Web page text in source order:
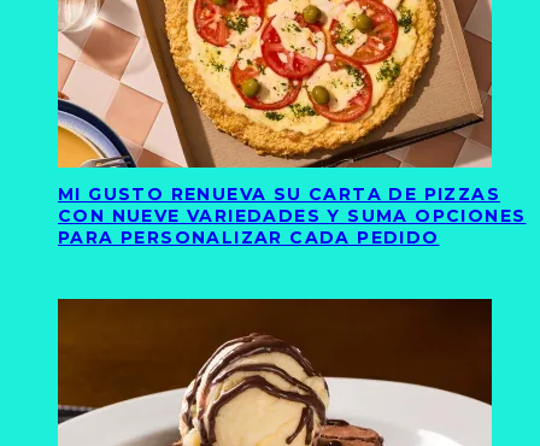
MI GUSTO RENUEVA SU CARTA DE PIZZAS
CON NUEVE VARIEDADES Y SUMA OPCIONES
PARA PERSONALIZAR CADA PEDIDO